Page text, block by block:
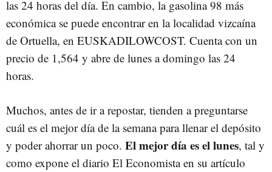
las 24 horas del día. En cambio, la gasolina 98 más
económica se puede encontrar en la localidad vizcaína
de Ortuella, en EUSKADILOWCOST. Cuenta con un
precio de 1,564 y abre de lunes a domingo las 24
horas.
Muchos, antes de ir a repostar, tienden a preguntarse
cuál es el mejor día de la semana para llenar el depósito
y poder ahorrar un poco. El mejor día es el lunes, tal y
como expone el diario El Economista en su artículo